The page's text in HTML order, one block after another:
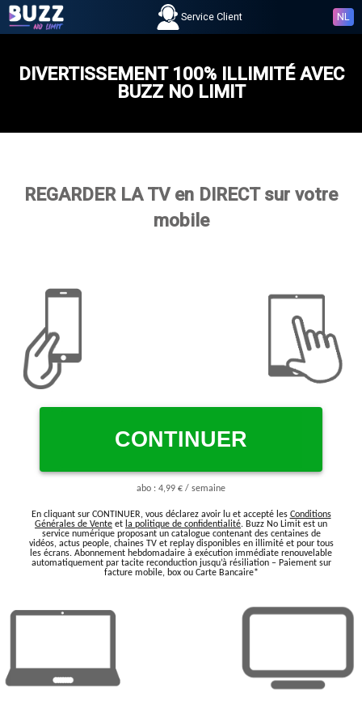
Service Client NL
DIVERTISSEMENT 100% ILLIMITÉ AVEC
BUZZ NO LIMIT
REGARDER LA TVen DIRECTsur votre
mobile
CONTINUER
abo : 4,99 € / semaine
En cliquant sur CONTINUER, vous déclarez avoir lu et accepté les Conditions
Générales de Vente et la politique de confidentialité. Buzz No Limit est un
service numérique proposant un catalogue contenant des centaines de
vidéos, actus people, chaines TV et replay disponibles en illimité et pour tous
les écrans. Abonnement hebdomadaire à exécution immédiate renouvelable
automatiquement par tacite reconduction jusqu’à résiliation – Paiement sur
facture mobile, box ou Carte Bancaire*